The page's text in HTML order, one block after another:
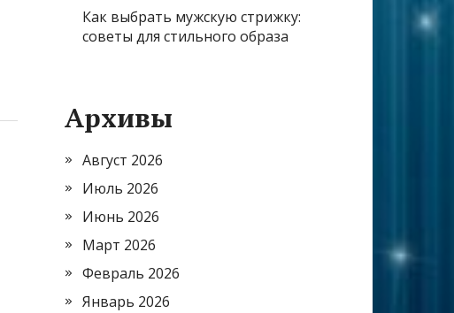
Как выбрать мужскую стрижку:
советы для стильного образа
Архивы
Август 2026
Июль 2026
Июнь 2026
Март 2026
Февраль 2026
Январь 2026